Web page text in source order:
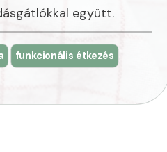
együtt.
funkcionális étkezés